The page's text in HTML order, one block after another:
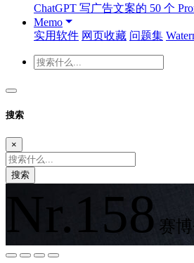
ChatGPT 写广告文案的 50 个
Memo
实用软件 网页收藏 问题集
搜索
×
搜索
Nr.158 赛